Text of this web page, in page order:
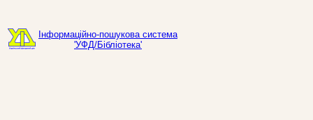
Інформаційно-пошукова система
'УФД/Бібліотека'